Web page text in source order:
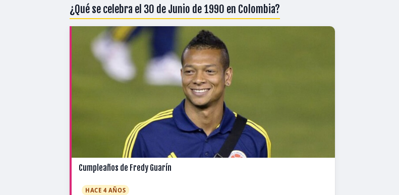
¿Qué se celebra el 30 de Junio de 1990 en Colombia?
Cumpleaños de Fredy Guarín
HACE 4 AÑOS